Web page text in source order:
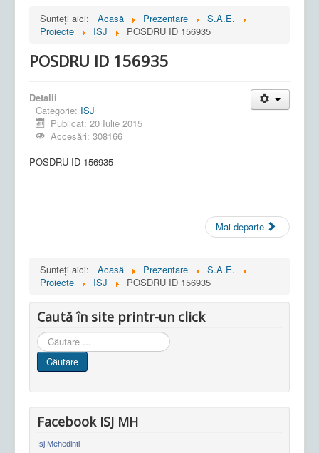
Sunteți aici:
Acasă Prezentare
S.A.E.
Proiecte
ISJ POSDRU ID 156935
POSDRU ID 156935
Detalii
Categorie: ISJ
Publicat: 20 Iulie 2015
Accesări: 308166
POSDRU ID 156935
Mai departe
Sunteți aici: Acasă Prezentare
S.A.E.
Proiecte
ISJ POSDRU ID 156935
Caută în site printr-un click
Cauta
in
site
Căutare
Facebook ISJ MH
Isj Mehedinti